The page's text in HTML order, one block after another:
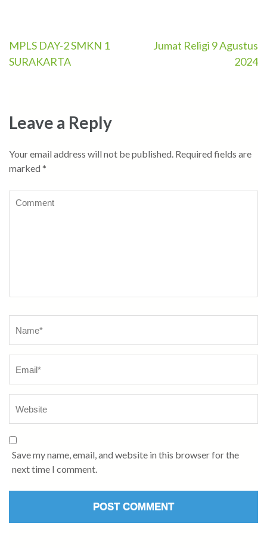
Post
MPLS DAY-2 SMKN 1
SURAKARTA
Jumat Religi 9 Agustus
2024
Leave a Reply
Your email address will not be published. Required fields are
marked *
Comment
Save my name, email, and website in this browser for the
next time I comment.